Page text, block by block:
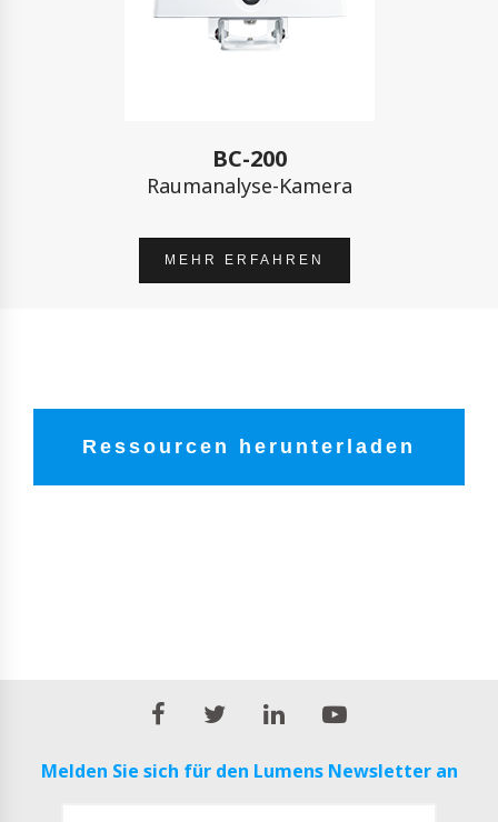
BC-200
Raumanalyse-Kamera
MEHR ERFAHREN
Ressourcen herunterladen
Melden Sie sich für den Lumens Newsletter an